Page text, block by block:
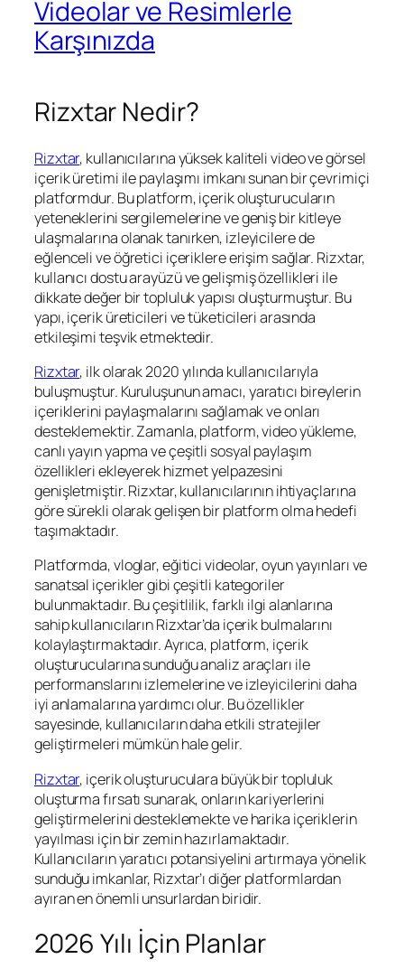
Videolar ve Resimlerle
Karşınızda
Rizxtar Nedir?
Rizxtar, kullanıcılarına yüksek kaliteli video ve görsel
içerik üretimi ile paylaşımı imkanı sunan bir çevrimiçi
platformdur. Bu platform, içerik oluşturucuların
yeteneklerini sergilemelerine ve geniş bir kitleye
ulaşmalarına olanak tanırken, izleyicilere de
eğlenceli ve öğretici içeriklere erişim sağlar. Rizxtar,
kullanıcı dostu arayüzü ve gelişmiş özellikleri ile
dikkate değer bir topluluk yapısı oluşturmuştur. Bu
yapı, içerik üreticileri ve tüketicileri arasında
etkileşimi teşvik etmektedir.
Rizxtar, ilk olarak 2020 yılında kullanıcılarıyla
buluşmuştur. Kuruluşunun amacı, yaratıcı bireylerin
içeriklerini paylaşmalarını sağlamak ve onları
desteklemektir. Zamanla, platform, video yükleme,
canlı yayın yapma ve çeşitli sosyal paylaşım
özellikleri ekleyerek hizmet yelpazesini
genişletmiştir. Rizxtar, kullanıcılarının ihtiyaçlarına
göre sürekli olarak gelişen bir platform olma hedefi
taşımaktadır.
Platformda, vloglar, eğitici videolar, oyun yayınları ve
sanatsal içerikler gibi çeşitli kategoriler
bulunmaktadır. Bu çeşitlilik, farklı ilgi alanlarına
sahip kullanıcıların Rizxtar’da içerik bulmalarını
kolaylaştırmaktadır. Ayrıca, platform, içerik
oluşturucularına sunduğu analiz araçları ile
performanslarını izlemelerine ve izleyicilerini daha
iyi anlamalarına yardımcı olur. Bu özellikler
sayesinde, kullanıcıların daha etkili stratejiler
geliştirmeleri mümkün hale gelir.
Rizxtar, içerik oluşturuculara büyük bir topluluk
oluşturma fırsatı sunarak, onların kariyerlerini
geliştirmelerini desteklemekte ve harika içeriklerin
yayılması için bir zemin hazırlamaktadır.
Kullanıcıların yaratıcı potansiyelini artırmaya yönelik
sunduğu imkanlar, Rizxtar’ı diğer platformlardan
ayıran en önemli unsurlardan biridir.
2026 Yılı İçin Planlar